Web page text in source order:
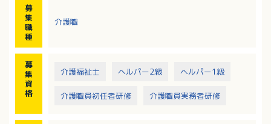
募
集
職
種
介護職
募
集
資
格
介護福祉士 ヘルパー2級 ヘルパー1級
介護職員初任者研修 介護職員実務者研修